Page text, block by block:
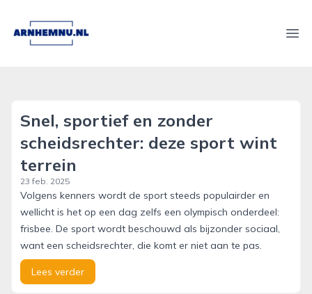
arnhemnu.nl
Snel, sportief en zonder
scheidsrechter: deze sport wint
terrein
23 feb. 2025
Volgens kenners wordt de sport steeds populairder en
wellicht is het op een dag zelfs een olympisch onderdeel:
frisbee. De sport wordt beschouwd als bijzonder sociaal,
want een scheidsrechter, die komt er niet aan te pas.
Lees verder